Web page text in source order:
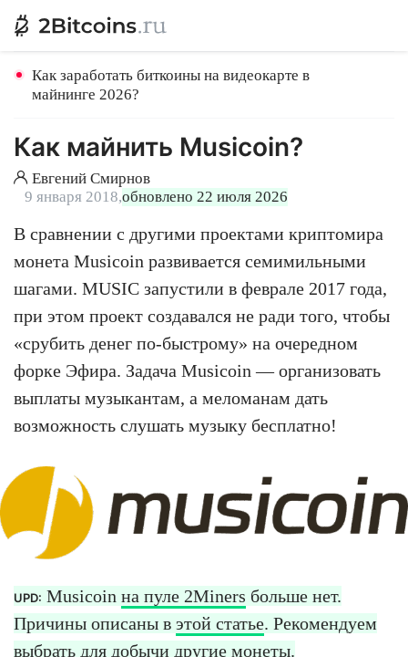
Как заработать биткоины на видеокарте в
майнинге 2026?
Как майнить Musicoin?
Евгений Смирнов
9 января 2018,обновлено 22 июля 2026
В сравнении с другими проектами криптомира
монета Musicoin развивается семимильными
шагами. MUSIC запустили в феврале 2017 года,
при этом проект создавался не ради того, чтобы
«срубить денег по-быстрому» на очередном
форке Эфира. Задача Musicoin — организовать
выплаты музыкантам, а меломанам дать
возможность слушать музыку бесплатно!
UPD: Musicoin на пуле 2Miners больше нет.
Причины описаны в этой статье. Рекомендуем
выбрать для добычи другие монеты.